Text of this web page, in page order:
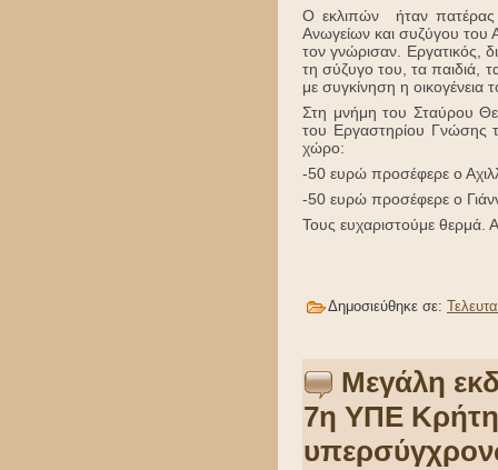
Ο εκλιπών ήταν πατέρας
Ανωγείων και συζύγου
τον γνώρισαν. Εργατικός,
τη σύζυγο του, τα παιδιά,
με συγκίνηση η οικογένεια
Στη μνήμη του Σταύρου
του Εργαστηρίου Γνώσης
χώρο:
-50 ευρώ προσέφερε ο
-50 ευρώ προσέφερε ο
Τους ευχαριστούμε θερμά.
Δημοσιεύθηκε σε:
Μεγάλη
7η ΥΠΕ